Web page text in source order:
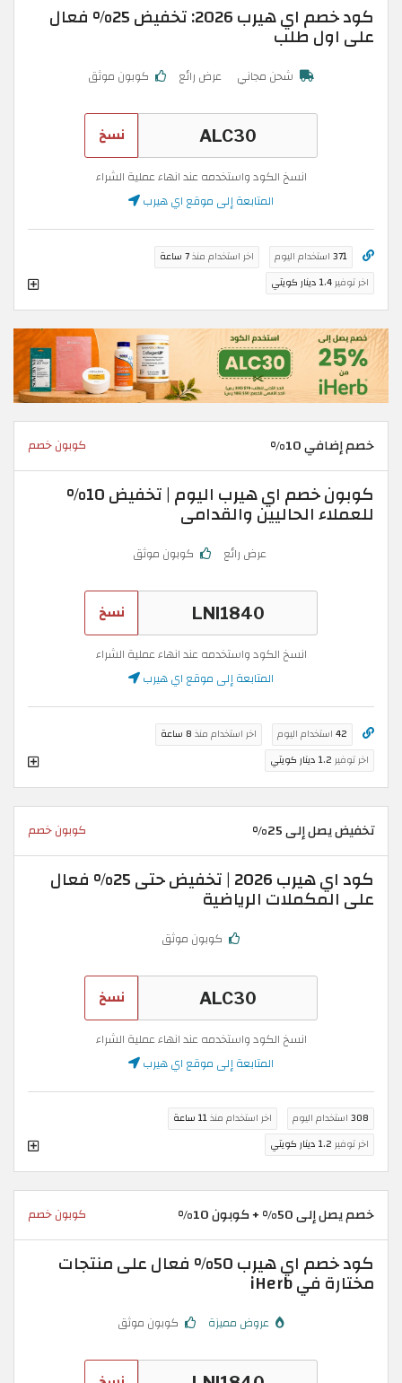
كود خصم اي هيرب 2026: تخفيض 25% فعال
على اول طلب
شحن مجاني عرض رائع كوبون موثق
نسخ
انسخ الكود واستخدمه عند انهاء عملية الشراء
المتابعة إلى موقع اي هيرب
371 استخدام اليوم اخر استخدام منذ7 ساعة
اخر توفير1.4 دينار كويتي
خصم إضافي 10% كوبون خصم
كوبون خصم اي هيرب اليوم | تخفيض 10%
للعملاء الحاليين والقدامى
عرض رائع كوبون موثق
نسخ
انسخ الكود واستخدمه عند انهاء عملية الشراء
المتابعة إلى موقع اي هيرب
42 استخدام اليوم اخر استخدام منذ 8 ساعة
اخر توفير 1.2 دينار كويتي
تخفيض يصل إلى 25% كوبون خصم
كود اي هيرب 2026 | تخفيض حتى 25% فعال
على المكملات الرياضية
كوبون موثق
نسخ
انسخ الكود واستخدمه عند انهاء عملية الشراء
المتابعة إلى موقع اي هيرب
308 استخدام اليوم اخر استخدام منذ11 ساعة
اخر توفير 1.2 دينار كويتي
خصم يصل إلى 50% + كوبون 10% كوبون خصم
كود خصم اي هيرب 50% فعال على منتجات
مختارة في iHerb
عروض مميزة كوبون موثق